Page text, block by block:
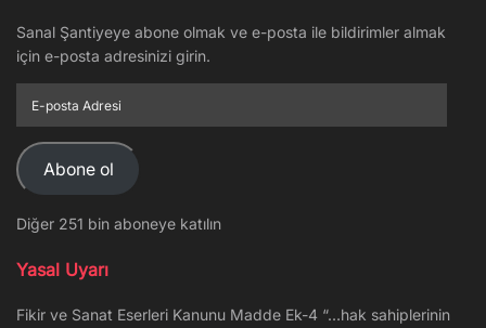
Sanal Şantiyeye abone olmak ve e-posta ile bildirimler almak
için e-posta adresinizi girin.
posta
Adresi
Abone ol
Diğer 251 bin aboneye katılın
Yasal Uyarı
Fikir ve Sanat Eserleri Kanunu Madde Ek-4 “…hak sahiplerinin